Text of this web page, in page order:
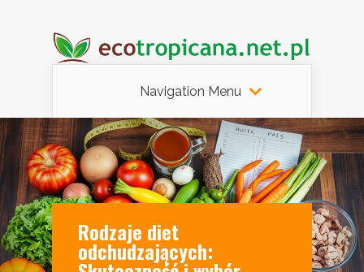
Navigation Menu
Rodzaje diet
odchudzających: